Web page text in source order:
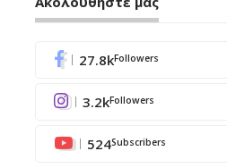
27.8kFollowers
3.2kFollowers
524Subscribers